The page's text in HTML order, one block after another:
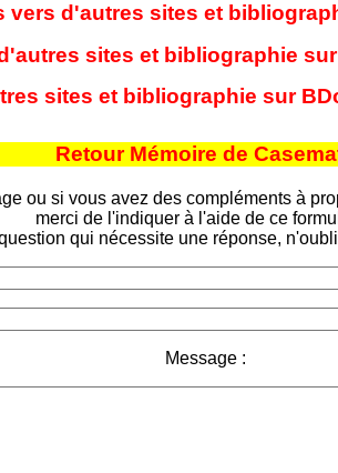
vers d'autres sites et
sites et bibliographie
sites et bibliographie sur
Retour Mémoire de
ou si vous avez des compléments à
merci de l'indiquer à l'aide de ce
qui nécessite une réponse,
Message :